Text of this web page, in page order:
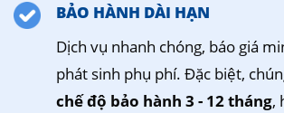
BẢO HÀNH DÀI HẠN
Dịch vụ nhanh chóng, báo giá
phát sinh phụ phí. Đặc biệt,
chế độ bảo hành 3 - 12 tháng,